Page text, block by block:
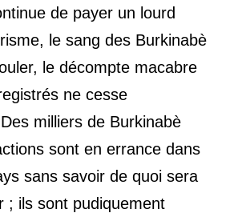
de payer un lourd
le sang des Burkinabè
le décompte macabre
ne cesse
milliers de Burkinabè
sont en errance dans
sans savoir de quoi sera
; ils sont pudiquement